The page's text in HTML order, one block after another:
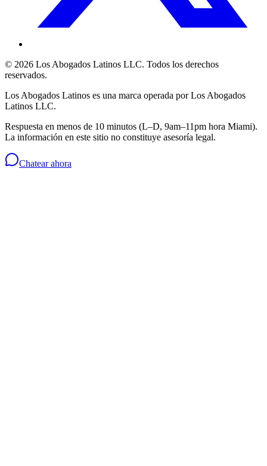
© 2026 Los Abogados Latinos LLC. Todos los derechos
reservados.
Los Abogados Latinos es una marca operada porLos Abogados
Latinos LLC.
Respuesta en menos de 10 minutos (L–D, 9am–11pm hora Miami).
La información en este sitio no constituye asesoría legal.
Chatear ahora